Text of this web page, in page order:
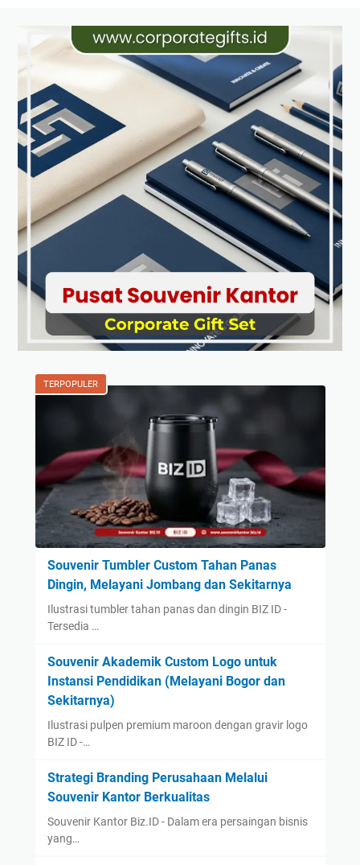
TERPOPULER
Souvenir Tumbler Custom Tahan Panas
Dingin, Melayani Jombang dan Sekitarnya
Ilustrasi tumbler tahan panas dan dingin BIZ ID -
Tersedia …
Souvenir Akademik Custom Logo untuk
Instansi Pendidikan (Melayani Bogor dan
Sekitarnya)
Ilustrasi pulpen premium maroon dengan gravir logo
BIZ ID -…
Strategi Branding Perusahaan Melalui
Souvenir Kantor Berkualitas
Souvenir Kantor Biz.ID - Dalam era persaingan bisnis
yang…